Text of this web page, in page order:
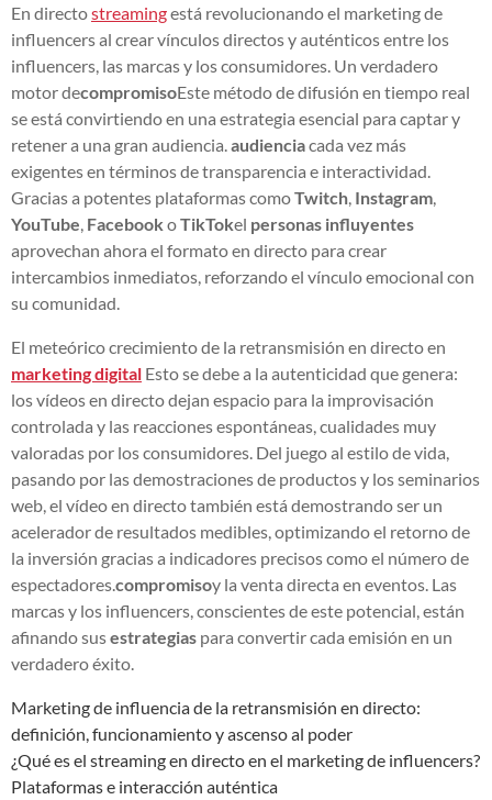
En directostreamingestá revolucionando el marketing de
influencers al crear vínculos directos y auténticos entre los
influencers, las marcas y los consumidores. Un verdadero
motor decompromisoEste método de difusión en tiempo real
se está convirtiendo en una estrategia esencial para captar y
retener a una gran audiencia. audienciacada vez más
exigentes en términos de transparencia e interactividad.
Gracias a potentes plataformas comoTwitch Instagram
YouTube Facebook oTikTokel personas influyentes
aprovechan ahora el formato en directo para crear
intercambios inmediatos, reforzando el vínculo emocional con
su comunidad.
El meteórico crecimiento de la retransmisión en directo en
marketing digital Esto se debe a la autenticidad que genera:
los vídeos en directo dejan espacio para la improvisación
controlada y las reacciones espontáneas, cualidades muy
valoradas por los consumidores. Del juego al estilo de vida,
pasando por las demostraciones de productos y los seminarios
web, el vídeo en directo también está demostrando ser un
acelerador de resultados medibles, optimizando el retorno de
la inversión gracias a indicadores precisos como el número de
espectadores.compromisoy la venta directa en eventos. Las
marcas y los influencers, conscientes de este potencial, están
afinando susestrategias para convertir cada emisión en un
verdadero éxito.
Marketing de influencia de la retransmisión en directo:
definición, funcionamiento y ascenso al poder
¿Qué es el streaming en directo en el marketing de influencers?
Plataformas e interacción auténtica